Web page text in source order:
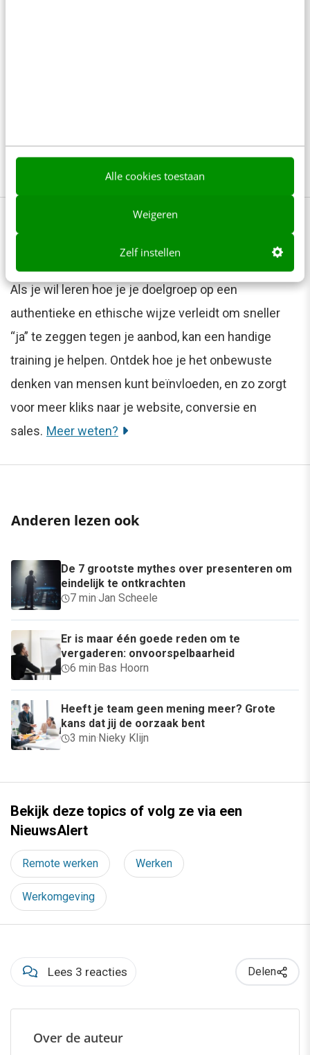
Alle cookies toestaan
Weigeren
Zelf instellen
voor een weekje. I rest my case
De kunst van beïnvloeding op social
Als je wil leren hoe je je doelgroep op een
authentieke en ethische wijze verleidt om sneller
“ja” te zeggen tegen je aanbod, kan een handige
training je helpen. Ontdek hoe je het onbewuste
denken van mensen kunt beïnvloeden, en zo zorgt
voor meer kliks naar je website, conversie en
sales. Meer weten?
Anderen lezen ook
De 7 grootste mythes over presenteren om
eindelijk te ontkrachten
7 min·Jan Scheele
Er is maar één goede reden om te
vergaderen: onvoorspelbaarheid
6 min·Bas Hoorn
Heeft je team geen mening meer? Grote
kans dat jij de oorzaak bent
3 min·Nieky Klijn
Bekijk deze topics of volg ze via een
NieuwsAlert
Remote werken Werken
Werkomgeving
Lees 3 reacties Delen
Over de auteur